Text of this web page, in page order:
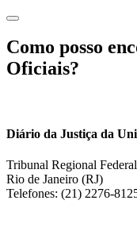
Como posso
Oficiais?
Diário da Justiça da
Tribunal Regional
Rio de Janeiro (RJ)
Telefones: (21) 2276-